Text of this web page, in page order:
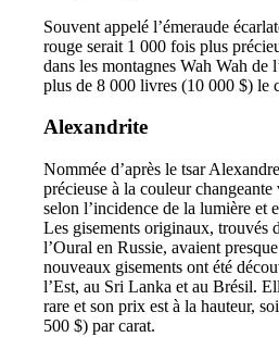
Souvent appelé l’émeraude
rouge serait 1 000 fois plus
dans les montagnes Wah Wah de
plus de 8 000 livres (10 000 $) le
Alexandrite
Nommée d’après le tsar
précieuse à la couleur
selon l’incidence de la lumière et
Les gisements originaux, trouvés
l’Oural en Russie, avaient
nouveaux gisements ont été
l’Est, au Sri Lanka et au Brésil.
rare et son prix est à la hauteur,
500 $) par carat.